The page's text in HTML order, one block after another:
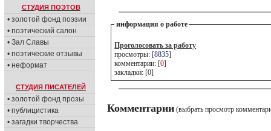
СТУДИЯ ПОЭТОВ
• золотой фонд поэзии
• поэтический салон
• Зал Славы
• поэтические отзывы
• неформат
СТУДИЯ ПИСАТЕЛЕЙ
• золотой фонд прозы
• публицистика
• загадки творчества
информация о работе
Проголосовать за работу
просмотры: [8835]
комментарии: [0]
закладки: [0]
Комментарии (выбрать просмотр